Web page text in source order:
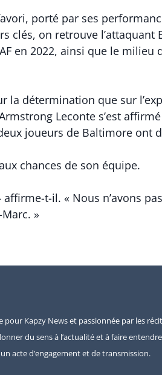
porté par ses
clés, on retrouve
en 2022, ainsi que le
la détermination que sur
Leconte s’est
joueurs de Baltimore
chances de son équipe.
t-il. « Nous n’avons
»
pour Kapzy News et passionnée par les
du sens à l’actualité et à faire
acte d’engagement et de transmission.